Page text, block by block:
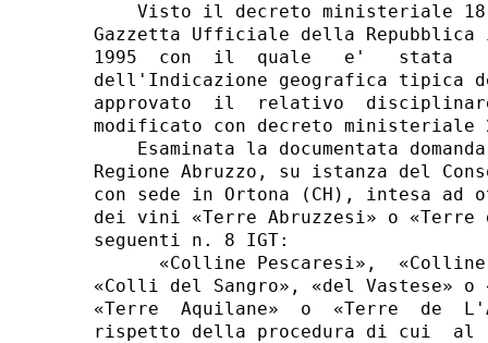
Visto il decreto ministeriale
Gazzetta Ufficiale della
1995  con  il  quale   e'   stata
dell'Indicazione geografica tipica
approvato  il  relativo
modificato con decreto ministeriale
Esaminata la documentata
Regione Abruzzo, su istanza del
con sede in Ortona (CH), intesa
dei vini «Terre Abruzzesi» o
seguenti n. 8 IGT:
«Colline Pescaresi»,
«Colli del Sangro», «del Vastese»
«Terre  Aquilane»  o  «Terre  de
rispetto della procedura di cui